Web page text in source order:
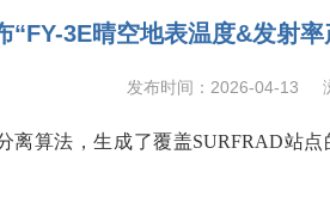
“FY-3E晴空地表温度&发射
发布时间：2026-04-13
算法，生成了覆盖SURFRAD站点